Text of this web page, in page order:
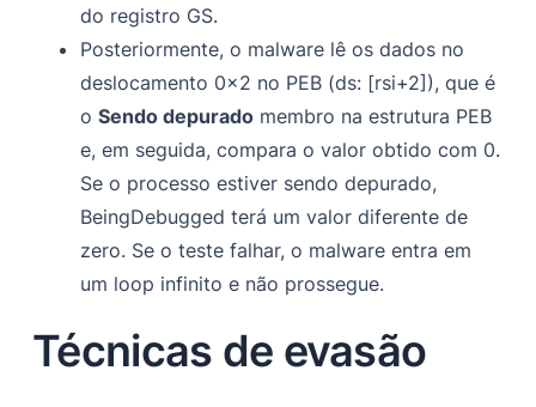
do registro GS.
Posteriormente, o malware lê os dados no
deslocamento 0x2 no PEB (ds: [rsi+2]), que é
oSendo depurado membro na estrutura PEB
e, em seguida, compara o valor obtido com 0.
Se o processo estiver sendo depurado,
BeingDebugged terá um valor diferente de
zero. Se o teste falhar, o malware entra em
um loop infinito e não prossegue.
Técnicas de evasão